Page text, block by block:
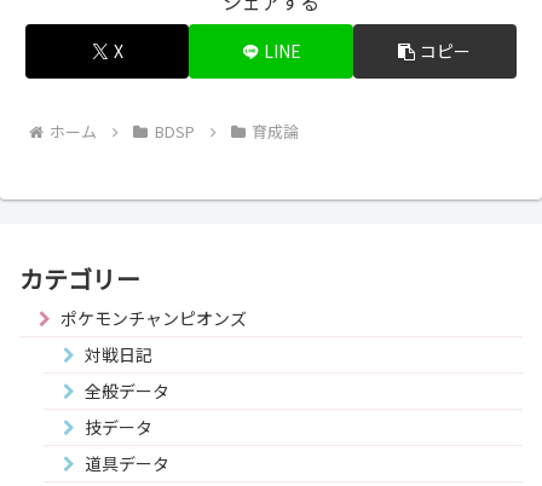
X LINE コピー
ホーム BDSP 育成論
カテゴリー
ポケモンチャンピオンズ
対戦日記
全般データ
技データ
道具データ